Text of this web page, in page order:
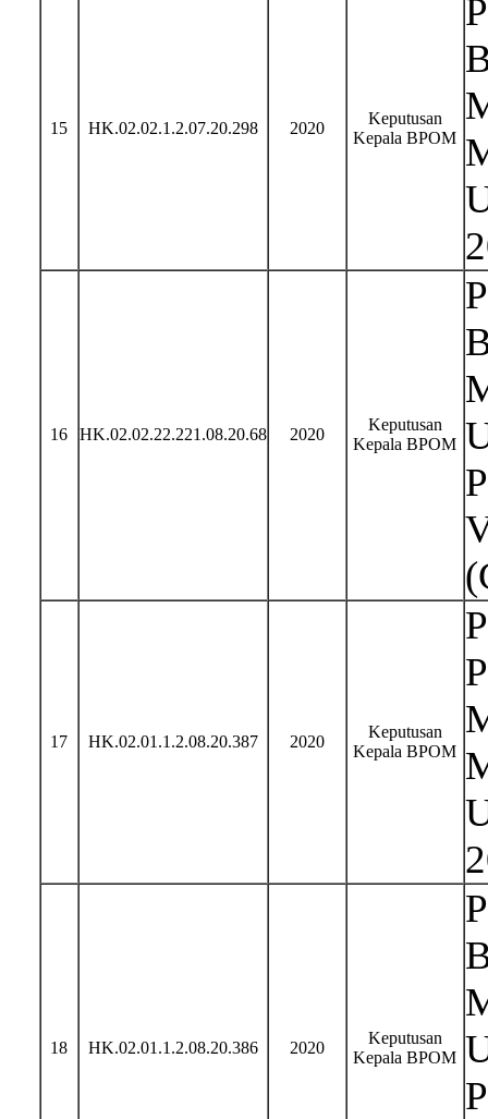
15 HK.02.02.1.2.07.20.298 2020
Keputusan
Kepala BPOM
16 HK.02.02.22.221.08.20.68 2020
Keputusan
Kepala BPOM
17 HK.02.01.1.2.08.20.387 2020
Keputusan
Kepala BPOM
18 HK.02.01.1.2.08.20.386 2020
Keputusan
Kepala BPOM